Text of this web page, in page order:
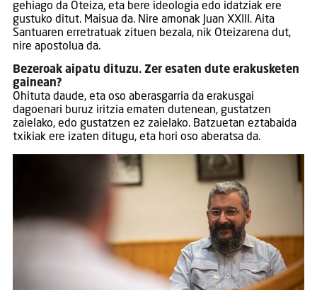
gehiago da Oteiza, eta bere ideologia edo idatziak ere
gustuko ditut. Maisua da. Nire amonak Juan XXIII. Aita
Santuaren erretratuak zituen bezala, nik Oteizarena dut,
nire apostolua da.
Bezeroak aipatu dituzu. Zer esaten dute erakusketen
gainean?
Ohituta daude, eta oso aberasgarria da erakusgai
dagoenari buruz iritzia ematen dutenean, gustatzen
zaielako, edo gustatzen ez zaielako. Batzuetan eztabaida
txikiak ere izaten ditugu, eta hori oso aberatsa da.